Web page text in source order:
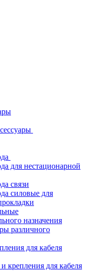
для нестационарной
связи
силовые для
назначения
различного
для кабеля
крепления для кабеля